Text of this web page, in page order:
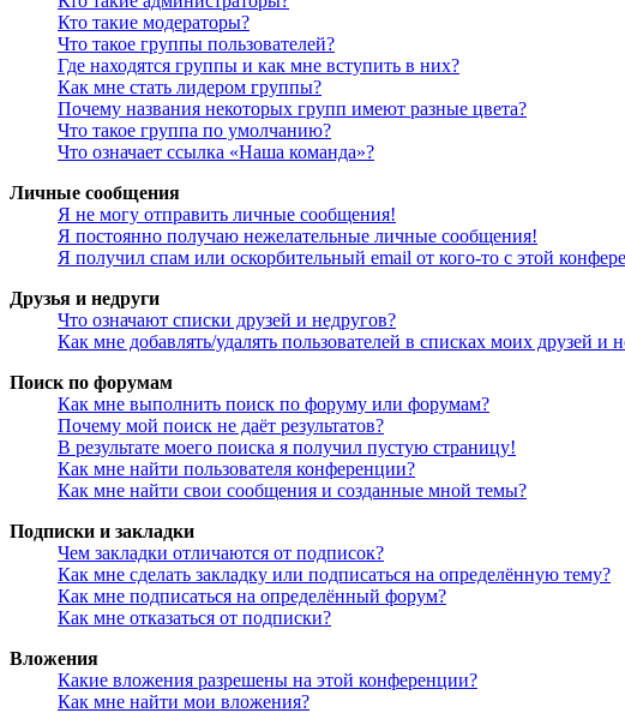
Кто такие модераторы?
Что такое группы пользователей?
Где находятся группы и как мне вступить в них?
Как мне стать лидером группы?
Почему названия некоторых групп имеют разные цвета?
Что такое группа по умолчанию?
Что означает ссылка «Наша команда»?
Личные сообщения
Я не могу отправить личные сообщения!
Я постоянно получаю нежелательные личные сообщения!
Я получил спам или оскорбительный email от кого-то с этой
Друзья и недруги
Что означают списки друзей и недругов?
Как мне добавлять/удалять пользователей в списках моих друзей и
Поиск по форумам
Как мне выполнить поиск по форуму или форумам?
Почему мой поиск не даёт результатов?
В результате моего поиска я получил пустую страницу!
Как мне найти пользователя конференции?
Как мне найти свои сообщения и созданные мной темы?
Подписки и закладки
Чем закладки отличаются от подписок?
Как мне сделать закладку или подписаться на определённую тему?
Как мне подписаться на определённый форум?
Как мне отказаться от подписки?
Вложения
Какие вложения разрешены на этой конференции?
Как мне найти мои вложения?